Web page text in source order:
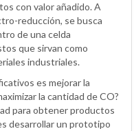
con valor añadido. A
reducción, se busca
de una celda
que sirvan como
industriales.
es mejorar la
la cantidad de CO?
para obtener productos
desarrollar un prototipo